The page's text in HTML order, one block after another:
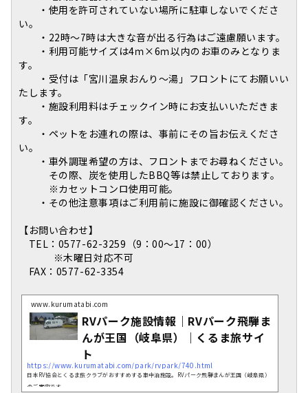
・使用を許可されていない場所に駐車しないでくださ
い。
・22時～7時は大きな音が出る行為はご遠慮願います。
・利用可能サイズは4ｍ×6ｍ以内のお車のみとなりま
す。
・受付は「宮川温泉おんり～湯」フロントにてお願いい
たします。
・施設利用料はチェックイン時にお支払いいただきま
す。
・ペットをお連れの際は、事前にその旨お伝えくださ
い。
・車外調理希望の方は、フロントまでお尋ねください。
その際、炭を使用したBBQ等は禁止しております。
※カセットコンロ使用可能。
・その他注意事項はご利用前に施設に御確認ください。
【お問い合わせ】
TEL：0577-62-3259（9：00～17：00）
※木曜日対応不可
FAX：0577-62-3354
www.kurumatabi.com
RVパーク施設情報｜RVパーク飛騨ま
んが王国（岐阜県）｜くるま旅サイ
ト
https://www.kurumatabi.com/park/rvpark/740.html
日本RV協会とくるま旅クラブがおすすめする車中泊施設。RVパーク飛騨まんが王国（岐阜県）
のご案内です。